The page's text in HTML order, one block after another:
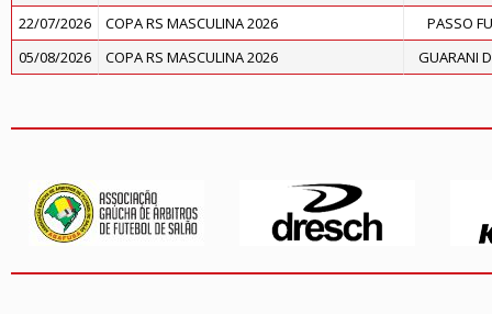
22/07/2026
COPA RS MASCULINA 2026
PASSO
05/08/2026
COPA RS MASCULINA 2026 GUARANI